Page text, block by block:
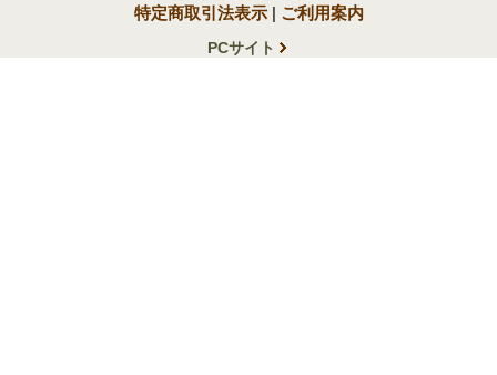
特定商取引法表示 | ご利用案内
PCサイト